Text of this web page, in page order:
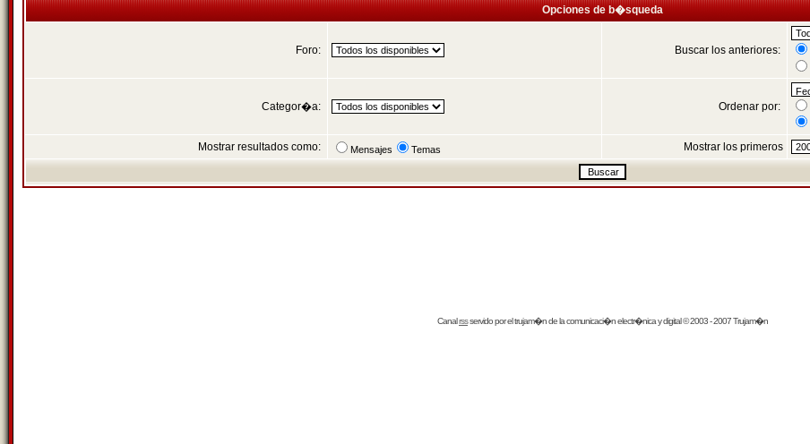
Opciones de b�squeda
Foro: Buscar los anteriores:
Categor�a: Ordenar por:
Mostrar resultados como: Mensajes Temas Mostrar los primeros
Canalrssservido por eltrujam�nde la comunicaci�n electr�nica y digital © 2003 - 2007 Trujam�n